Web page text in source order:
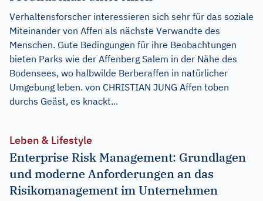
Verhaltensforscher interessieren sich sehr für das soziale
Miteinander von Affen als nächste Verwandte des
Menschen. Gute Bedingungen für ihre Beobachtungen
bieten Parks wie der Affenberg Salem in der Nähe des
Bodensees, wo halbwilde Berberaffen in natürlicher
Umgebung leben. von CHRISTIAN JUNG Affen toben
durchs Geäst, es knackt...
Leben & Lifestyle
Enterprise Risk Management: Grundlagen
und moderne Anforderungen an das
Risikomanagement im Unternehmen